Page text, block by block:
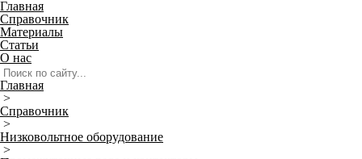
Главная
Справочник
Материалы
Статьи
О нас
Главная
>
Справочник
>
Низковольтное оборудование
>